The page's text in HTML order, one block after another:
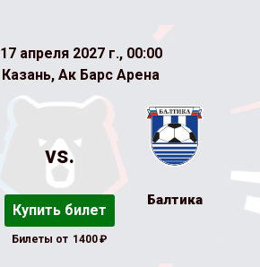
17 апреля 2027 г., 00:00
Казань, Ак Барс Арена
vs.
Купить билет
Билеты от 1400₽
Балтика